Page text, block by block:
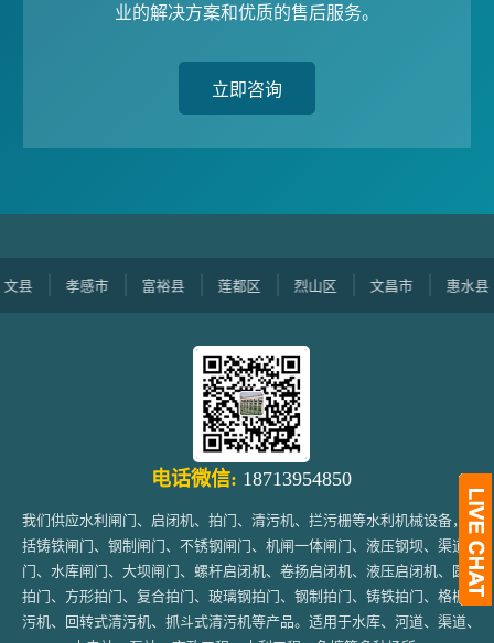
业的解决方案和优质的售后服务。
立即咨询
孝感市 富裕县 莲都区 烈山区 文昌市 惠水县
电话微信: 18713954850
我们供应水利闸门、启闭机、拍门、清污机、拦污栅等水利机械设备，包
括铸铁闸门、钢制闸门、不锈钢闸门、机闸一体闸门、液压钢坝、渠道闸
门、水库闸门、大坝闸门、螺杆启闭机、卷扬启闭机、液压启闭机、圆形
拍门、方形拍门、复合拍门、玻璃钢拍门、钢制拍门、铸铁拍门、格栅清
污机、回转式清污机、抓斗式清污机等产品。适用于水库、河道、渠道、